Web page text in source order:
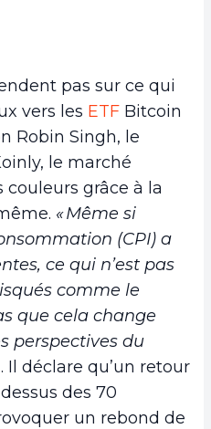
pas sur ce qui
vers les ETF Bitcoin
Robin Singh, le
le marché
grâce à la
« Même si
(CPI) a
ce qui n’est pas
comme le
que cela change
perspectives du
Il déclare qu’un retour
des 70
un rebond de